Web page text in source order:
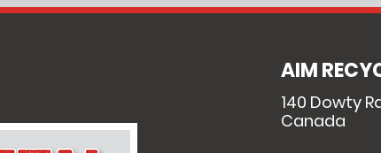
AIM
140 Dowty
Canada